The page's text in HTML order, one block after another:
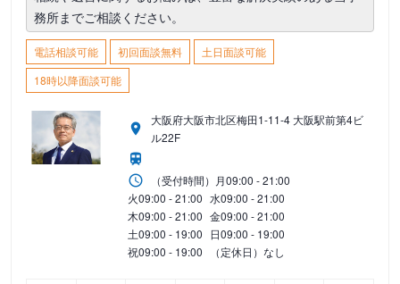
務所までご相談ください。
電話相談可能 初回面談無料
土日面談可能
18時以降面談可能
大阪府大阪市北区梅田1-11-4 大阪駅前第4ビ
ル22F
（受付時間） 月09:00 - 21:00
火09:00 - 21:00 水09:00 - 21:00
木09:00 - 21:00 金09:00 - 21:00
土09:00 - 19:00 日09:00 - 19:00
祝09:00 - 19:00 （定休日）なし